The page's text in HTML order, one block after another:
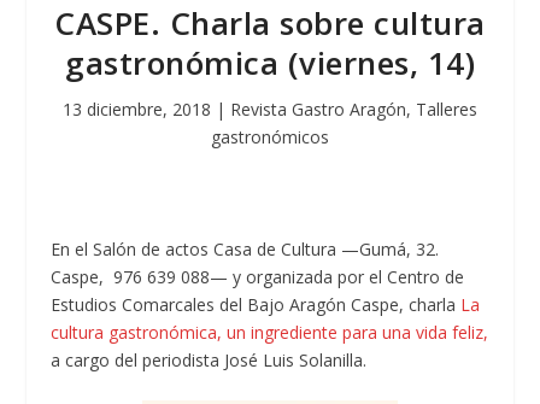
CASPE. Charla sobre cultura
gastronómica (viernes, 14)
13 diciembre, 2018 | Revista Gastro Aragón, Talleres
gastronómicos
En el Salón de actos Casa de Cultura —Gumá, 32.
Caspe, 976 639 088— y organizada por el Centro de
Estudios Comarcales del Bajo Aragón Caspe, charla La
cultura gastronómica, un ingrediente para una vida feliz,
a cargo del periodista José Luis Solanilla.